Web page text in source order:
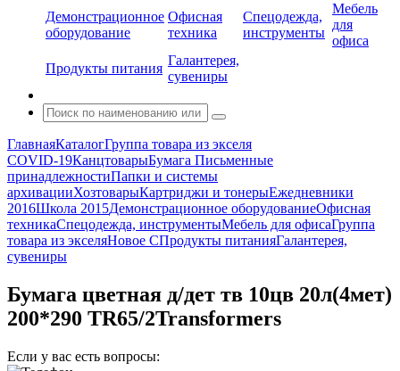
Демонстрационное
оборудование
Офисная
техника
Спецодежда,
инструменты
Мебель
для
офиса
Продукты питания
Галантерея,
сувениры
ГлавнаяКаталогГруппа товара из экселя
COVID-19КанцтоварыБумага Письменные
принадлежностиПапки и системы
архивацииХозтоварыКартриджи и тонерыЕжедневники
2016Школа 2015Демонстрационное оборудованиеОфисная
техникаСпецодежда, инструментыМебель для офисаГруппа
товара из экселяНовое СПродукты питанияГалантерея,
сувениры
Бумага цветная д/дет тв 10цв 20л(4мет)
200*290 TR65/2Transformers
Если у вас есть вопросы: